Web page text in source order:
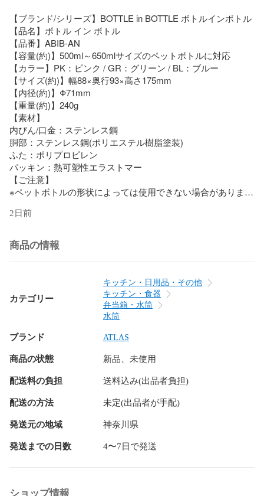
【ブランド/シリーズ】BOTTLE in BOTTLE ボトルインボトル
【品名】ボトル イン ボトル
【品番】ABIB-AN
【容量(約)】500ml～650mlサイズのペットボトルに対応
【カラー】PK：ピンク / GR：グリーン / BL：ブルー
【サイズ(約)】幅88×奥行93×高さ175mm
【内径(約)】Φ71mm
【重量(約)】240g
【素材】
内びん/口金：ステンレス鋼
胴部：ステンレス鋼(ポリエステル樹脂塗装)
ふた：ポリプロピレン
パッキン：熱可塑性エラストマー
【ご注意】
※ペットボトルの形状によっては使用できない場合がありま
クーラー 真空断熱 魔法瓶 水筒 炭酸飲料 スポーツ飲料 スポー
ツドリンク 保冷 保温 男性 女性 シンプル かわいい おしゃれ
かっこいい ギフト プレゼント ラッピング 母の日 父の日 敬老
2日前
商品の情報
カテゴリー
キッチン・日用品・その他
キッチン・食器
弁当箱・水筒
水筒
ブランド ATLAS
商品の状態 新品、未使用
配送料の負担 送料込み(出品者負担)
配送の方法 未定(出品者が手配)
発送元の地域 神奈川県
発送までの日数 4〜7日で発送
ショップ情報